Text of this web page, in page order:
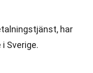
har
Sverige.